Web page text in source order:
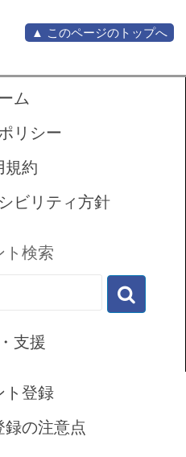
▲ このページのトップへ
ム
リシー
規約
ビリティ方針
ト検索
支援
ト登録
録の注意点